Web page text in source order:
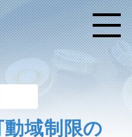
メニ
域制限の